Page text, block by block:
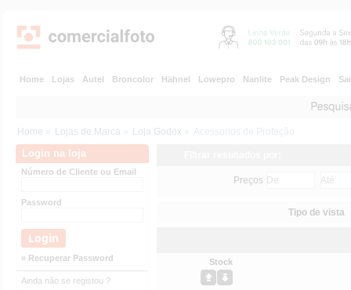
Home Lojas Autel Broncolor Hähnel Lowepro Nanlite Peak Design
Home » Lojas de Marca » Loja Godox » Acessorios de Proteção
Login na loja
Número de Cliente ou Email
Password
» Recuperar Password
Ainda não se registou ?
Preços
Tipo de vista
Stock